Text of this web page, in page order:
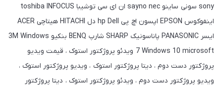
sony سونی ساینو sayno nec ان ای سی توشیبا toshiba INFOCUS
اینفوکوس EPSON اپسون اچ پی hp Dell دل HITACHI هیتاچی ACER
ایسر PANASONIC پاناسونیک SHARP شارپ BENQ بنکیو 3M Windows
7 Windows 10 microsoft ویدئو پروژکتور استوک ، قیمت ویدیو
پروژکتور دست دوم ، دیتا پروژکتور استوک ، ویدیو پروژکتور استوک ،
ویدیو پروژکتور دست دوم ، ویدئو پروژکتور استوک ، دیتا پروژکتور